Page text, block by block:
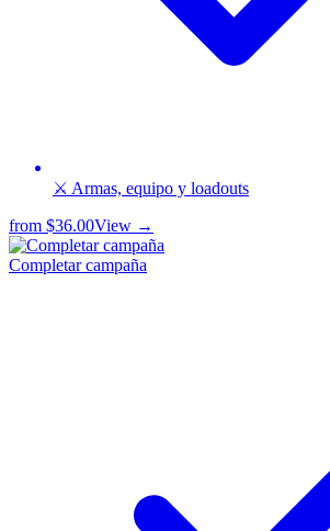
⚔️ Armas, equipo y loadouts
from $36.00View →
Completar campaña